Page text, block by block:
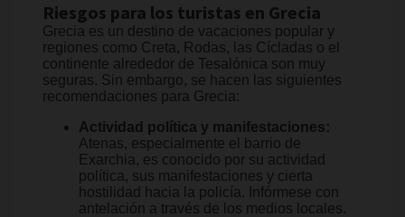
Riesgos para los turistas en Grecia
Grecia es un destino de vacaciones popular y
regiones como Creta, Rodas, las Cícladas o el
continente alrededor de Tesalónica son muy
seguras. Sin embargo, se hacen las siguientes
recomendaciones para Grecia:
Actividad política y manifestaciones:
Atenas, especialmente el barrio de
Exarchia, es conocido por su actividad
política, sus manifestaciones y cierta
hostilidad hacia la policía. Infórmese con
antelación a través de los medios locales.